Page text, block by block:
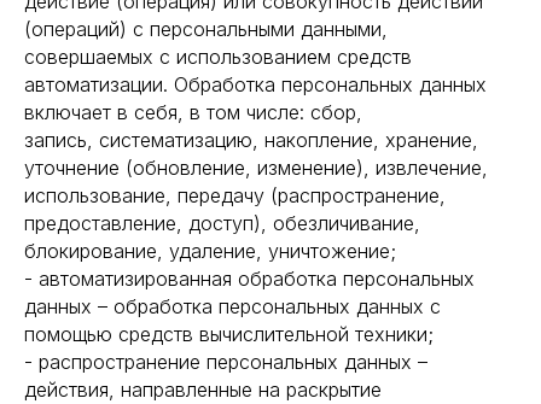
(операций) с персональными данными,
совершаемых с использованием средств
автоматизации. Обработка персональных данных
включает в себя, в том числе: сбор,
запись, систематизацию, накопление, хранение,
уточнение (обновление, изменение), извлечение,
использование, передачу (распространение,
предоставление, доступ), обезличивание,
блокирование, удаление, уничтожение;
- автоматизированная обработка персональных
данных – обработка персональных данных с
помощью средств вычислительной техники;
- распространение персональных данных –
действия, направленные на раскрытие